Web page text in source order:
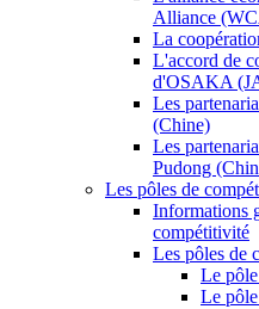
Alliance
La
L'accord de
d'OSAKA
Les
(Chine)
Les
Pudong
Les pôles de
Informations
compétitivité
Les pôles de
Le
Le